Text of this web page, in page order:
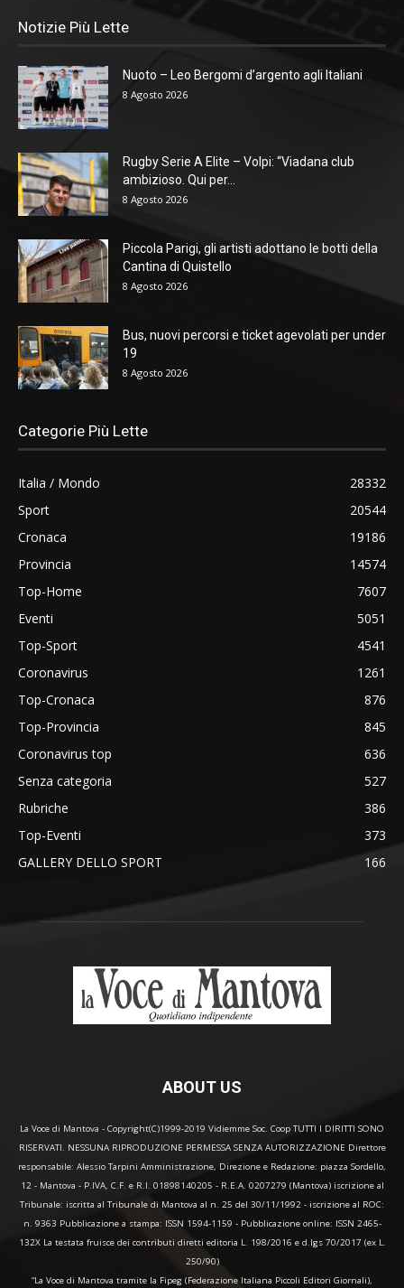
Notizie Più Lette
Nuoto – Leo Bergomi d’argento agli Italiani
8 Agosto 2026
Rugby Serie A Elite – Volpi: “Viadana club
ambizioso. Qui per...
8 Agosto 2026
Piccola Parigi, gli artisti adottano le botti della
Cantina di Quistello
8 Agosto 2026
Bus, nuovi percorsi e ticket agevolati per under
19
8 Agosto 2026
Categorie Più Lette
Italia / Mondo
28332
Sport
20544
Cronaca
19186
Provincia
14574
Top-Home
7607
Eventi
5051
Top-Sport
4541
Coronavirus
1261
Top-Cronaca
876
Top-Provincia
845
Coronavirus top
636
Senza categoria
527
Rubriche
386
Top-Eventi
373
GALLERY DELLO SPORT
166
ABOUT US
La Voce di Mantova - Copyright(C)1999-2019 Vidiemme Soc. Coop TUTTI I DIRITTI SONO
RISERVATI. NESSUNA RIPRODUZIONE PERMESSA SENZA AUTORIZZAZIONE Direttore
responsabile: Alessio Tarpini Amministrazione, Direzione e Redazione: piazza Sordello,
12 - Mantova - P.IVA, C.F. e R.I. 01898140205 - R.E.A. 0207279 (Mantova) iscrizione al
Tribunale: iscritta al Tribunale di Mantova al n. 25 del 30/11/1992 - iscrizione al ROC:
n. 9363 Pubblicazione a stampa: ISSN 1594-1159 - Pubblicazione online: ISSN 2465-
132X La testata fruisce dei contributi diretti editoria L. 198/2016 e d.lgs 70/2017 (ex L.
250/90)
“La Voce di Mantova tramite la Fipeg (Federazione Italiana Piccoli Editori Giornali),